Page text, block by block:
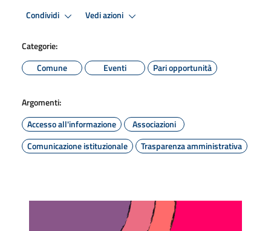
Condividi Vedi azioni
Categorie:
Comune
Eventi Pari opportunità
Argomenti:
Accesso all'informazione
Associazioni
Comunicazione istituzionale
Trasparenza amministrativa